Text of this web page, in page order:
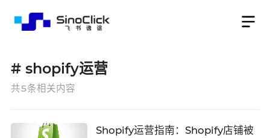
# shopify运营
共5条相关内容
Shopify运营指南：Shopify店铺被